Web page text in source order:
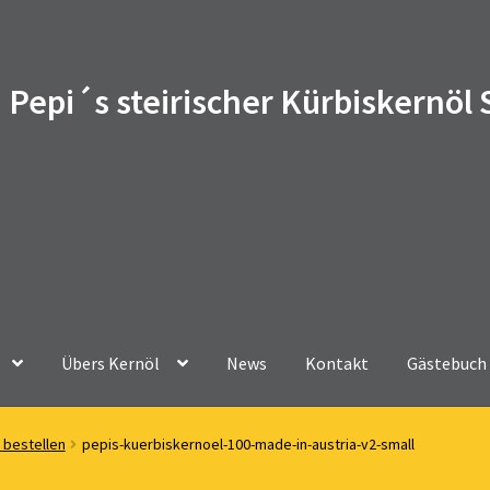
Pepi´s steirischer Kürbiskernöl
Übers Kernöl News Kontakt Gästebuch
bestellen pepis-kuerbiskernoel-100-made-in-austria-v2-small